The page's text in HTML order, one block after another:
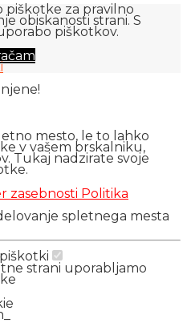
piškotke za pravilno
obiskanosti strani. S
piškotkov.
mesto, le to lahko
v vašem brskalniku,
Tukaj nadzirate svoje
zasebnosti Politika
spletnega mesta
strani uporabljamo